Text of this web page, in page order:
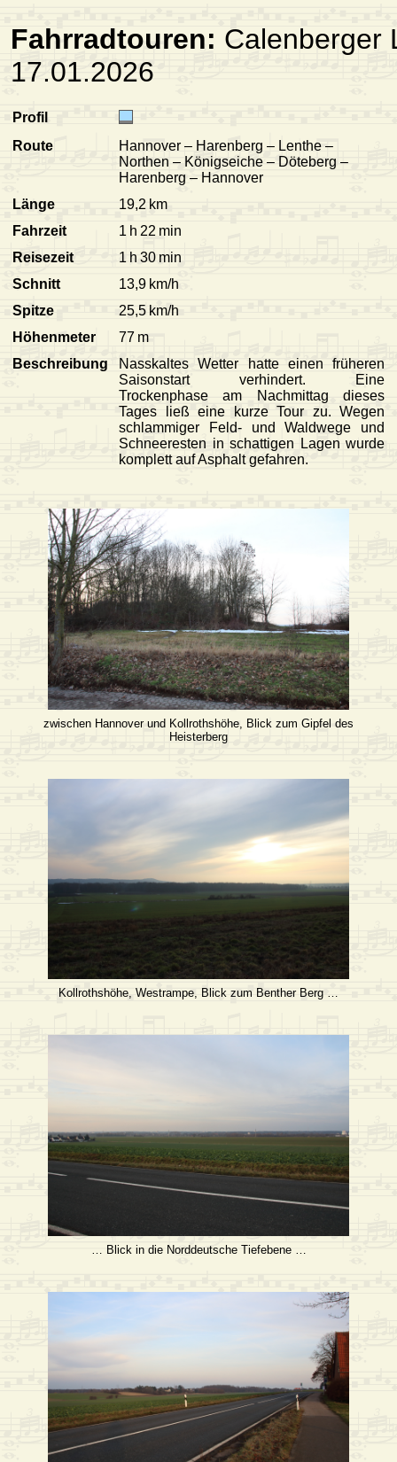
Fahrradtouren: Calenberger
17.01.2026
Profil
Route
Hannover – Harenberg – Lenthe –
Northen – Königseiche – Döteberg –
Harenberg – Hannover
Länge
19,2 km
Fahrzeit
1 h 22 min
Reisezeit
1 h 30 min
Schnitt
13,9 km/h
Spitze
25,5 km/h
Höhenmeter
77 m
Beschreibung
Nasskaltes Wetter hatte einen früheren
Saisonstart verhindert. Eine
Trockenphase am Nachmittag dieses
Tages ließ eine kurze Tour zu. Wegen
schlammiger Feld- und Waldwege und
Schneeresten in schattigen Lagen wurde
komplett auf Asphalt gefahren.
zwischen Hannover und Kollrothshöhe, Blick zum Gipfel des
Heisterberg
Kollrothshöhe, Westrampe, Blick zum Benther Berg …
… Blick in die Norddeutsche Tiefebene …